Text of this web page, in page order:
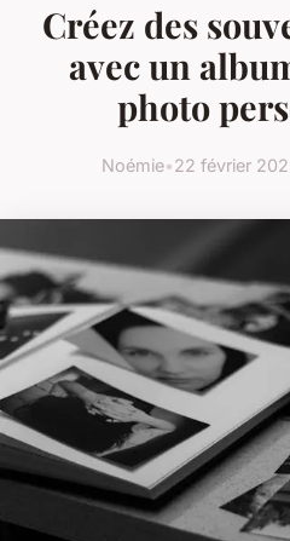
Créez des
avec un
photo
Noémie•22 février